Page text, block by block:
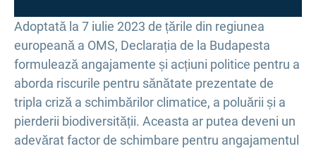
Adoptată la 7 iulie 2023 de țările din regiunea
europeană a OMS, Declarația de la Budapesta
formulează angajamente și acțiuni politice pentru a
aborda riscurile pentru sănătate prezentate de
tripla criză a schimbărilor climatice, a poluării și a
pierderii biodiversității. Aceasta ar putea deveni un
adevărat factor de schimbare pentru angajamentul